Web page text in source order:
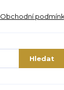
Obchodní
Hledat